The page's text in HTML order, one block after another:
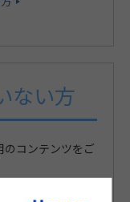
ない方
のコンテンツをご